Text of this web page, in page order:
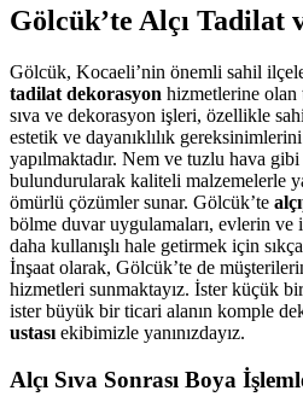
Gölcük’te Alçı Tadilat
Gölcük, Kocaeli’nin önemli sahil
tadilat dekorasyon hizmetlerine olan
sıva ve dekorasyon işleri, özellikle
estetik ve dayanıklılık
yapılmaktadır. Nem ve tuzlu hava
bulundurularak kaliteli malzemelerle
ömürlü çözümler sunar. Gölcük’te
bölme duvar uygulamaları, evlerin ve
daha kullanışlı hale getirmek için
İnşaat olarak, Gölcük’te de
hizmetleri sunmaktayız. İster küçük
ister büyük bir ticari alanın komple
ustası ekibimizle yanınızdayız.
Alçı Sıva Sonrası Boya